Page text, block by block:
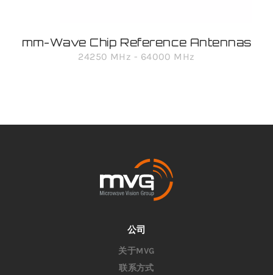
mm-Wave Chip Reference Antennas
24250 MHz - 64000 MHz
公司
关于MVG
联系方式